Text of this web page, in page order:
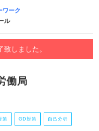
ーク
ル
しました。
働局
策 GD対策 自己分析